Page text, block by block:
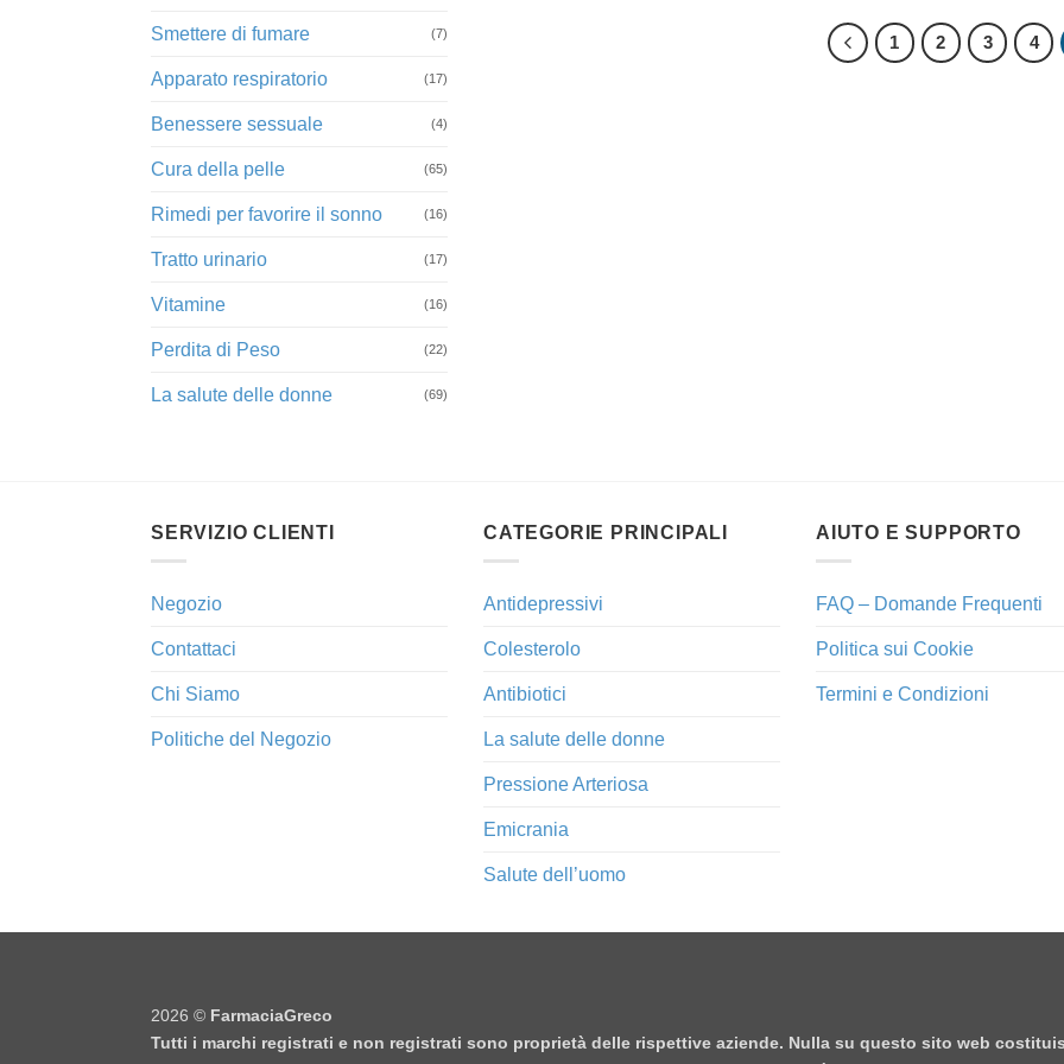
Smettere di fumare (7)
Apparato respiratorio (17)
Benessere sessuale (4)
Cura della pelle (65)
Rimedi per favorire il sonno (16)
Tratto urinario (17)
Vitamine (16)
Perdita di Peso (22)
La salute delle donne (69)
1 2 3 4
SERVIZIO CLIENTI
Negozio
Contattaci
Chi Siamo
Politiche del Negozio
CATEGORIE PRINCIPALI
Antidepressivi
Colesterolo
Antibiotici
La salute delle donne
Pressione Arteriosa
Emicrania
Salute dell’uomo
AIUTO E SUPPORTO
FAQ – Domande Frequenti
Politica sui Cookie
Termini e Condizioni
2026 © FarmaciaGreco
Tutti i marchi registrati e non registrati sono proprietà delle rispettive aziende. Nulla su questo sito web